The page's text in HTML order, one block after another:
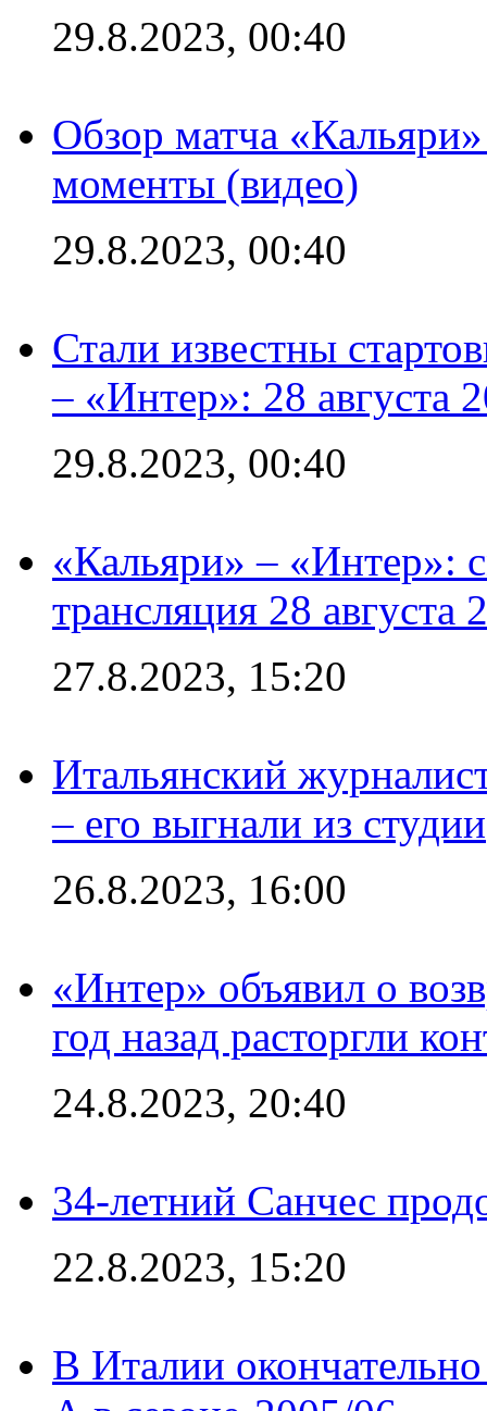
29.8.2023, 00:40
Обзор матча
моменты (видео)
29.8.2023, 00:40
Стали известны
– «Интер»: 28 августа
29.8.2023, 00:40
«Кальяри» – «Интер»:
трансляция 28 августа
27.8.2023, 15:20
Итальянский
– его выгнали из студии
26.8.2023, 16:00
«Интер» объявил о
год назад расторгли
24.8.2023, 20:40
34-летний Санчес
22.8.2023, 15:20
В Италии